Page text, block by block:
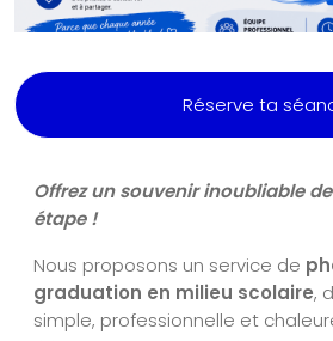
Réserve ta
Offrez un souvenir inoubliable
étape !
Nous proposons un service de
graduation en milieu scolaire,
simple, professionnelle et